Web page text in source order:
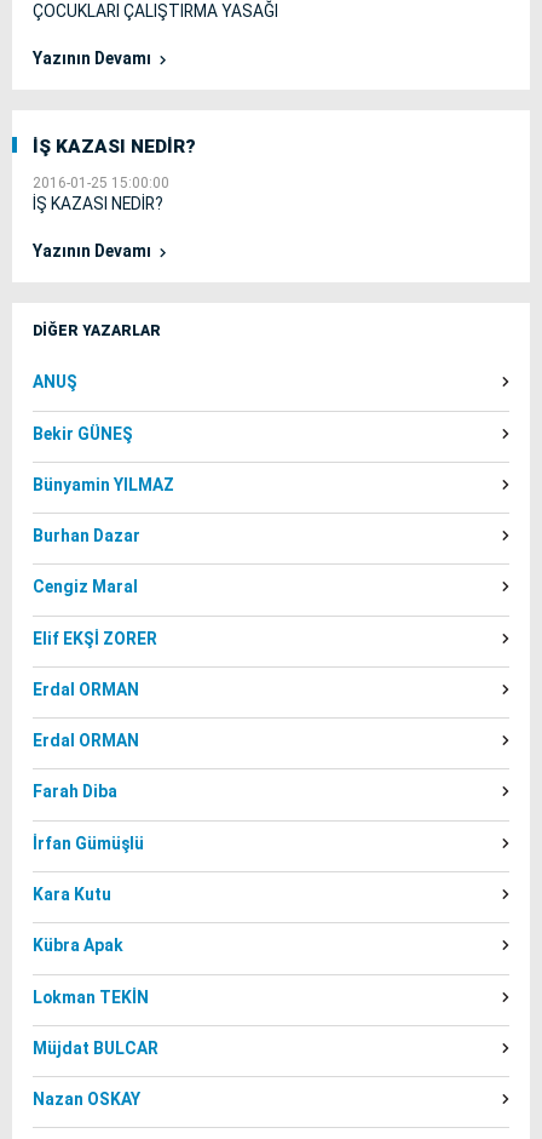
ÇOCUKLARI ÇALIŞTIRMA YASAĞI
Yazının Devamı
İŞ KAZASI NEDİR?
2016-01-25 15:00:00
İŞ KAZASI NEDİR?
Yazının Devamı
DİĞER YAZARLAR
ANUŞ
Bekir GÜNEŞ
Bünyamin YILMAZ
Burhan Dazar
Cengiz Maral
Elif EKŞİ ZORER
Erdal ORMAN
Erdal ORMAN
Farah Diba
İrfan Gümüşlü
Kara Kutu
Kübra Apak
Lokman TEKİN
Müjdat BULCAR
Nazan OSKAY